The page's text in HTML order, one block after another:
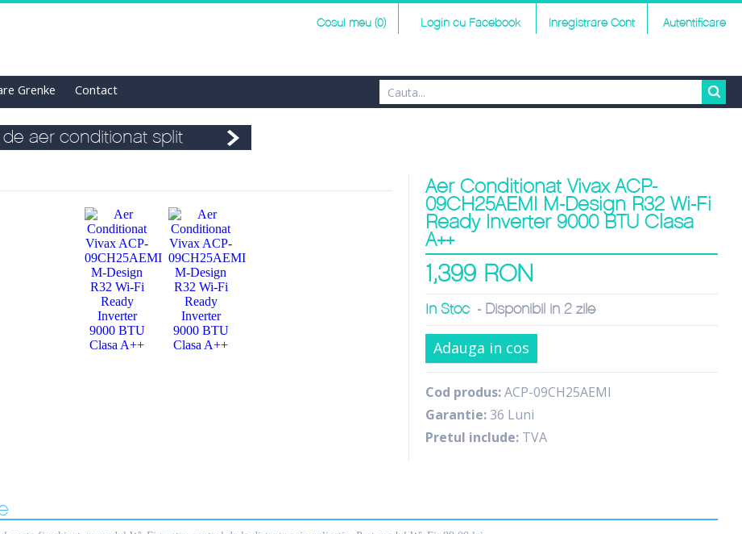
Cosul meu (0) Login cu Facebook Inregistrare Cont Autentificare
Grenke Contact
de aer conditionat split
Aer Conditionat Vivax ACP-
09CH25AEMI M-Design R32 Wi-Fi
Ready Inverter 9000 BTU Clasa
A++
1,399 RON
In Stoc - Disponibil in 2 zile
Adauga in cos
Cod produs:ACP-09CH25AEMI
Garantie:36 Luni
Pretul include: TVA